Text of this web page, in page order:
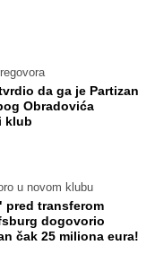
da ga je Partizan
Obradovića
klub
u novom klubu
pred transferom
dogovorio
čak 25 miliona eura!